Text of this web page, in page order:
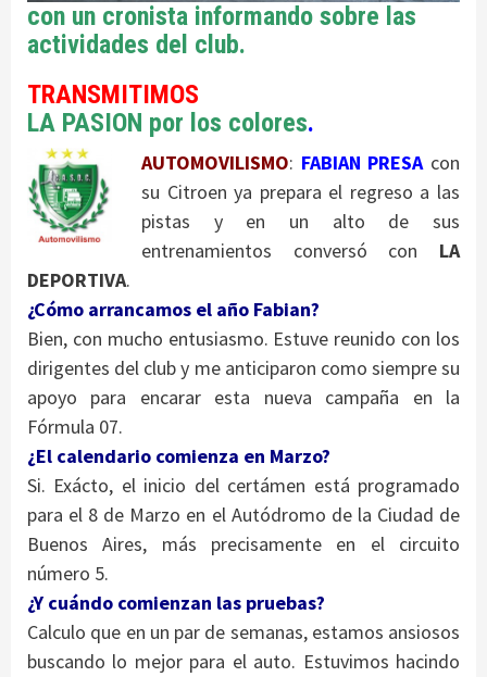
con un cronista informando sobre las
actividades del club.
TRANSMITIMOS
LA PASION por los colores.
AUTOMOVILISMO: FABIAN PRESAcon
su Citroen ya prepara el regreso a las
pistas y en un alto de sus
entrenamientos conversó con LA
DEPORTIVA.
¿Cómo arrancamos el año Fabian?
Bien, con mucho entusiasmo. Estuve reunido con los
dirigentes del club y me anticiparon como siempre su
apoyo para encarar esta nueva campaña en la
Fórmula 07.
¿El calendario comienza en Marzo?
Si. Exácto, el inicio del certámen está programado
para el 8 de Marzo en el Autódromo de la Ciudad de
Buenos Aires, más precisamente en el circuito
número 5.
¿Y cuándo comienzan las pruebas?
Calculo que en un par de semanas, estamos ansiosos
buscando lo mejor para el auto. Estuvimos hacindo